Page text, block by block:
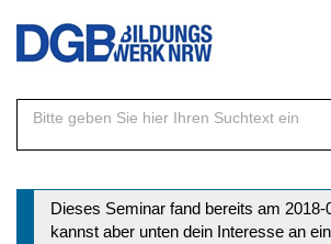
Direkt
Inhalt
Statusmeldung
Dieses Seminar fand bereits am 2018-
kannst aber unten dein Interesse an